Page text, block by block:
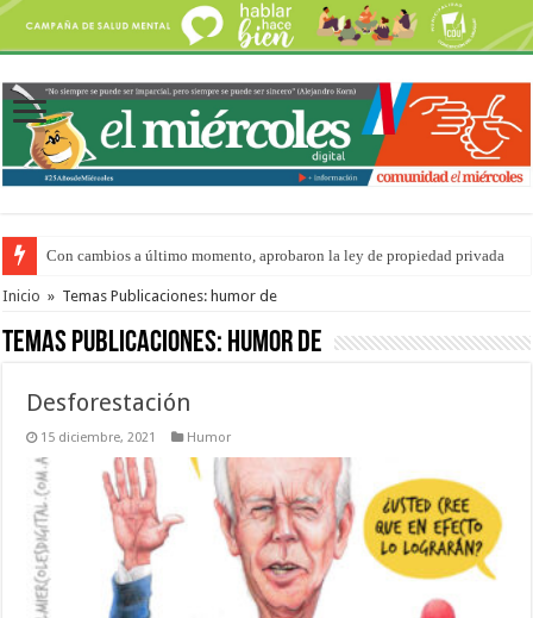
Con cambios a último momento, aprobaron la ley de propiedad privada
Adopción en Entre Ríos: el 35% de los 90 niños, niñas y adolescentes que
Inicio » Temas Publicaciones: humor de
Temas Publicaciones: humor de
Desforestación
15 diciembre, 2021 Humor